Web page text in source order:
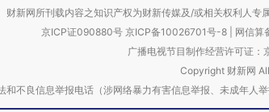
财新网所刊载内容之知识产权为财新传媒及/或相关权利人专
京ICP证090880号 京ICP备10026701号-8 网信算
广播电视节目制作经营许可证：
Copyright 财新网
和不良信息举报电话（涉网络暴力有害信息举报、未成年